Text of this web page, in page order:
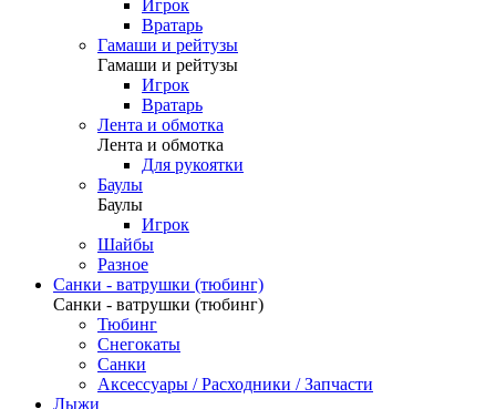
Игрок
Вратарь
Гамаши и рейтузы
Гамаши и рейтузы
Игрок
Вратарь
Лента и обмотка
Лента и обмотка
Для рукоятки
Баулы
Баулы
Игрок
Шайбы
Разное
Санки - ватрушки (тюбинг)
Санки - ватрушки (тюбинг)
Тюбинг
Снегокаты
Санки
Аксессуары / Расходники / Запчасти
Лыжи